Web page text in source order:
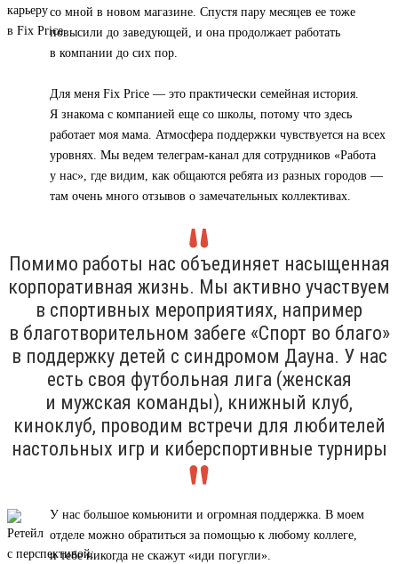
со мной в новом магазине. Спустя пару месяцев ее тоже
повысили до заведующей, и она продолжает работать
в компании до сих пор.
Для меня Fix Price — это практически семейная история.
Я знакома с компанией еще со школы, потому что здесь
работает моя мама. Атмосфера поддержки чувствуется на всех
уровнях. Мы ведем телеграм-канал для сотрудников «Работа
у нас», где видим, как общаются ребята из разных городов —
там очень много отзывов о замечательных коллективах.
Помимо работы нас объединяет насыщенная
корпоративная жизнь. Мы активно участвуем
в спортивных мероприятиях, например
в благотворительном забеге «Спорт во благо»
в поддержку детей с синдромом Дауна. У нас
есть своя футбольная лига (женская
и мужская команды), книжный клуб,
киноклуб, проводим встречи для любителей
настольных игр и киберспортивные турниры
У нас большое комьюнити и огромная поддержка. В моем
отделе можно обратиться за помощью к любому коллеге,
и тебе никогда не скажут «иди погугли».